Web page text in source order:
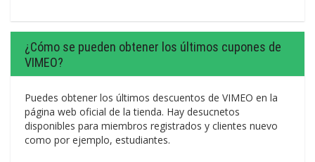
¿Cómo se pueden obtener los últimos cupones de
VIMEO?
Puedes obtener los últimos descuentos de VIMEO en la
página web oficial de la tienda. Hay desucnetos
disponibles para miembros registrados y clientes nuevo
como por ejemplo, estudiantes.